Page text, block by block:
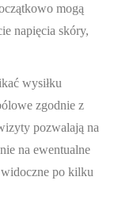
mogą
napięcia skóry,
wysiłku
zgodnie z
pozwalają na
na ewentualne
po kilku